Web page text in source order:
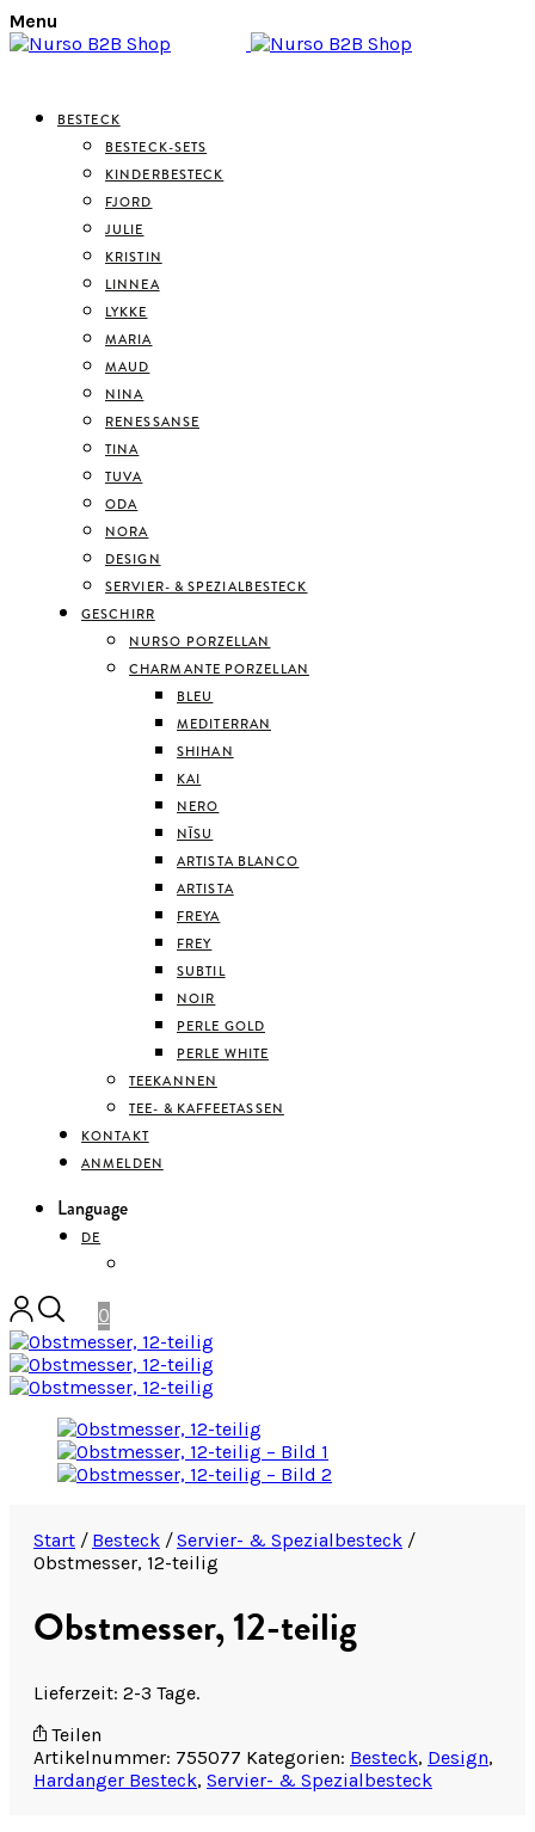
Menu
BESTECK
BESTECK-SETS
KINDERBESTECK
FJORD
JULIE
KRISTIN
LINNEA
LYKKE
MARIA
MAUD
NINA
RENESSANSE
TINA
TUVA
ODA
NORA
DESIGN
SERVIER- & SPEZIALBESTECK
GESCHIRR
NURSO PORZELLAN
CHARMANTE PORZELLAN
BLEU
MEDITERRAN
SHIHAN
KAI
NERO
NĪSU
ARTISTA BLANCO
ARTISTA
FREYA
FREY
SUBTIL
NOIR
PERLE GOLD
PERLE WHITE
TEEKANNEN
TEE- & KAFFEETASSEN
KONTAKT
ANMELDEN
Language
DE
0
Start / Besteck / Servier- & Spezialbesteck /
Obstmesser, 12-teilig
Obstmesser, 12-teilig
Lieferzeit: 2-3 Tage.
Teilen
Artikelnummer: 755077 Kategorien: Besteck, Design,
Hardanger Besteck, Servier- & Spezialbesteck